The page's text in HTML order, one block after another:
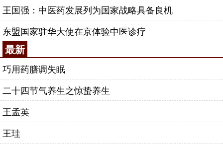
王国强：中医药发展列为国家战略具备良机
东盟国家驻华大使在京体验中医诊疗
最新
巧用药膳调失眠
二十四节气养生之惊蛰养生
王孟英
王珪